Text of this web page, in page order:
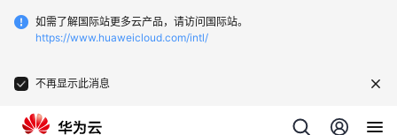
如需了解国际站更多云产品，请访问国际站。
https://www.huaweicloud.com/intl/
不再显示此消息